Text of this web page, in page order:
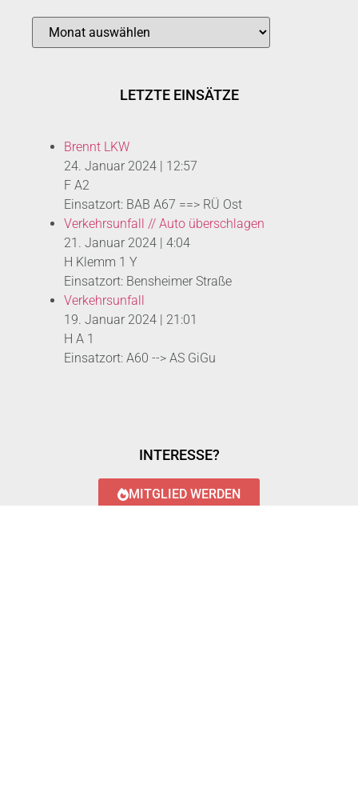
LETZTE EINSÄTZE
Brennt LKW
24. Januar 2024 | 12:57
F A2
Einsatzort: BAB A67 ==> RÜ Ost
Verkehrsunfall // Auto überschlagen
21. Januar 2024 | 4:04
H Klemm 1 Y
Einsatzort: Bensheimer Straße
Verkehrsunfall
19. Januar 2024 | 21:01
H A 1
Einsatzort: A60 --> AS GiGu
INTERESSE?
MITGLIED WERDEN